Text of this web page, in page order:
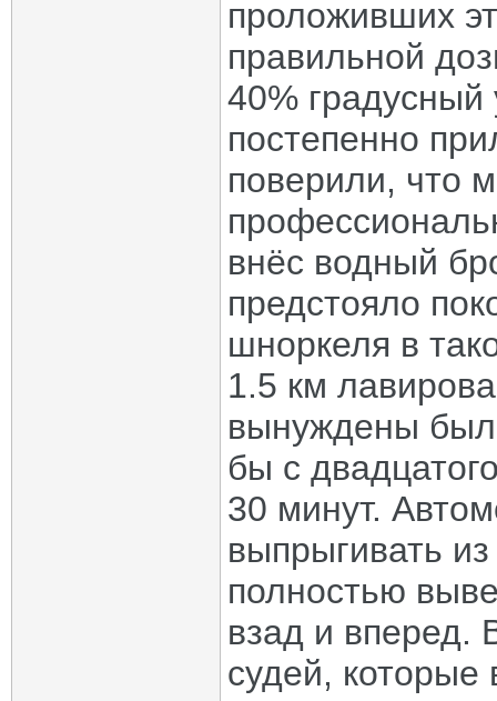
проложивших
правильной
40%
постепенно
поверили, что
внёс водный
предстояло
шноркеля в
1.5 км
вынуждены
бы с
30 минут.
выпрыгивать
полностью
взад и вперед.
судей, которые